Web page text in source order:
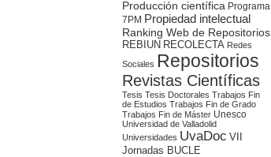
Producción científica Programa
7PM Propiedad intelectual
Ranking Web de Repositorios
REBIUN RECOLECTA Redes
Sociales Repositorios
Revistas Científicas
Tesis Tesis Doctorales Trabajos Fin
de Estudios Trabajos Fin de Grado
Trabajos Fin de Máster Unesco
Universidad de Valladolid
Universidades UvaDoc VII
Jornadas BUCLE